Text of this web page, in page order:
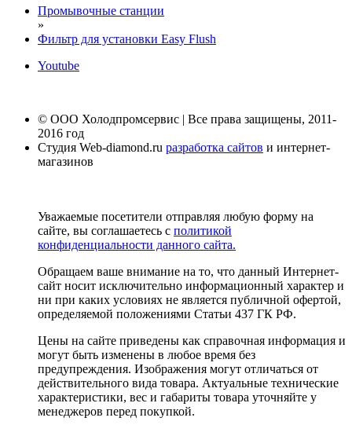
Промывочные станции
»
Фильтр для установки Easy Flush
Youtube
© ООО Холодпромсервис | Все права защищены, 2011-
2016 год
Студия Web-diamond.ru разработка сайтов и интернет-
магазинов
Уважаемые посетители отправляя любую форму на
сайте, вы соглашаетесь с политикой
конфиденциальности данного сайта.
Обращаем ваше внимание на то, что данный Интернет-
сайт носит исключительно информационный характер и
ни при каких условиях не является публичной офертой,
определяемой положениями Статьи 437 ГК РФ.
Цены на сайте приведены как справочная информация и
могут быть изменены в любое время без
предупреждения. Изображения могут отличаться от
действительного вида товара. Актуальные технические
характеристики, вес и габариты товара уточняйте у
менеджеров перед покупкой.